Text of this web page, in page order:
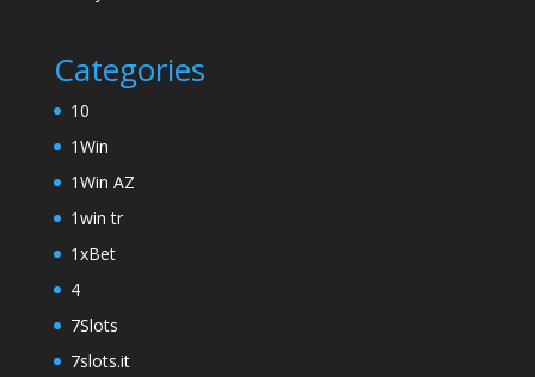
Categories
10
1Win
1Win AZ
1win tr
1xBet
4
7Slots
7slots.it